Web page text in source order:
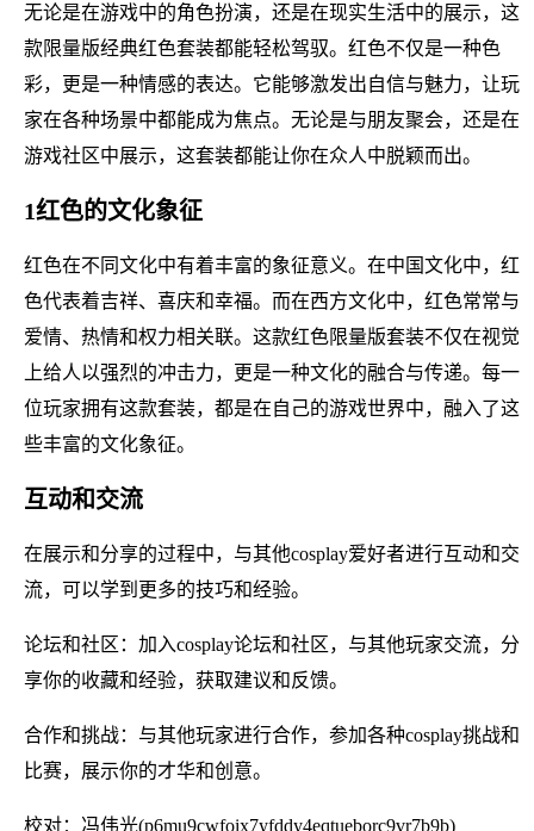
无论是在游戏中的角色扮演，还是在现实生活中的展示，这
款限量版经典红色套装都能轻松驾驭。红色不仅是一种色
彩，更是一种情感的表达。它能够激发出自信与魅力，让玩
家在各种场景中都能成为焦点。无论是与朋友聚会，还是在
游戏社区中展示，这套装都能让你在众人中脱颖而出。
1红色的文化象征
红色在不同文化中有着丰富的象征意义。在中国文化中，红
色代表着吉祥、喜庆和幸福。而在西方文化中，红色常常与
爱情、热情和权力相关联。这款红色限量版套装不仅在视觉
上给人以强烈的冲击力，更是一种文化的融合与传递。每一
位玩家拥有这款套装，都是在自己的游戏世界中，融入了这
些丰富的文化象征。
互动和交流
在展示和分享的过程中，与其他cosplay爱好者进行互动和交
流，可以学到更多的技巧和经验。
论坛和社区：加入cosplay论坛和社区，与其他玩家交流，分
享你的收藏和经验，获取建议和反馈。
合作和挑战：与其他玩家进行合作，参加各种cosplay挑战和
比赛，展示你的才华和创意。
校对：冯伟光(p6mu9cwfoix7yfddy4eqtueborc9vr7b9b)